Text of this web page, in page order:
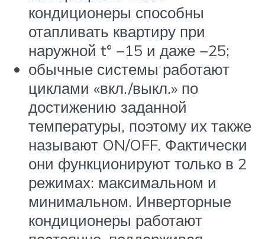
кондиционеры способны
отапливать квартиру при
наружной t° −15 и даже −25;
обычные системы работают
циклами «вкл./выкл.» по
достижению заданной
температуры, поэтому их также
называют ON/OFF. Фактически
они функционируют только в 2
режимах: максимальном и
минимальном. Инверторные
кондиционеры работают